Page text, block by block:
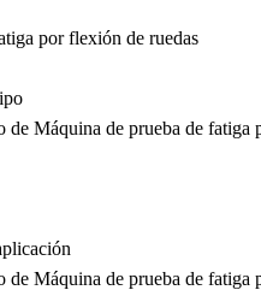
por flexión de ruedas
de Máquina de prueba de
de Máquina de prueba de